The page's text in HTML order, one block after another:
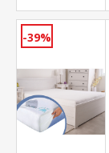
-39%